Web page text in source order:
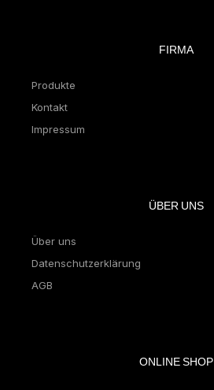
FIRMA
Produkte
Kontakt
Impressum
ÜBER UNS
Über uns
Datenschutzerklärung
AGB
ONLINE SHOP